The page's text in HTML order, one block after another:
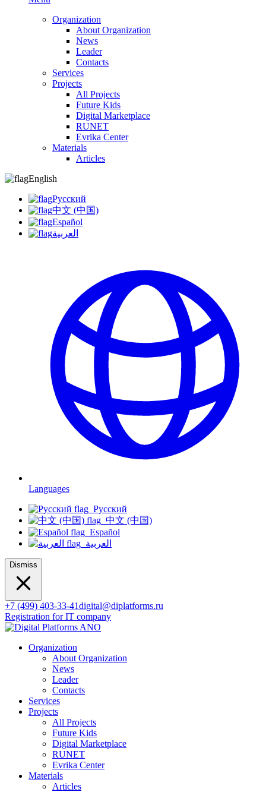
Organization
About Organization
News
Leader
Contacts
Services
Projects
All Projects
Future Kids
Digital Marketplace
RUNET
Evrika Center
Materials
Articles
English
Русский
中文 (中国)
Español
العربية
Languages
Русский
中文 (中国)
Español
العربية
Dismiss
+7 (499) 403-33-41digital@diplatforms.ru
Registration for IT company
Organization
About Organization
News
Leader
Contacts
Services
Projects
All Projects
Future Kids
Digital Marketplace
RUNET
Evrika Center
Materials
Articles